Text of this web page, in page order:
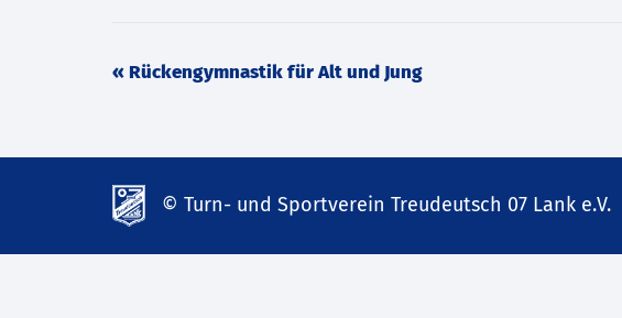
Veranstaltung
« Rückengymnastik für Alt und Jung
© Turn- und Sportverein Treudeutsch 07 Lank e.V.